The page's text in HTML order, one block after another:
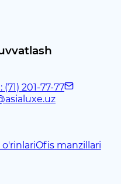
(71) 201-77-77
o'rinlariOfis manzillari